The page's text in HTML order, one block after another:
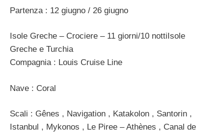
Partenza : 12 giugno / 26 giugno
Isole Greche – Crociere – 11 giorni/10 nottiIsole
Greche e Turchia
Compagnia : Louis Cruise Line
Nave : Coral
Scali : Gênes , Navigation , Katakolon , Santorin ,
Istanbul , Mykonos , Le Piree – Athènes , Canal de